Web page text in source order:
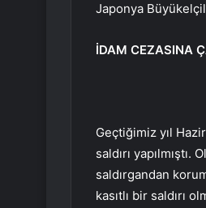
Japonya
İDAM CEZASINA
Geçtiğimiz yıl
saldırı
saldırgandan
kasıtlı bir saldırı